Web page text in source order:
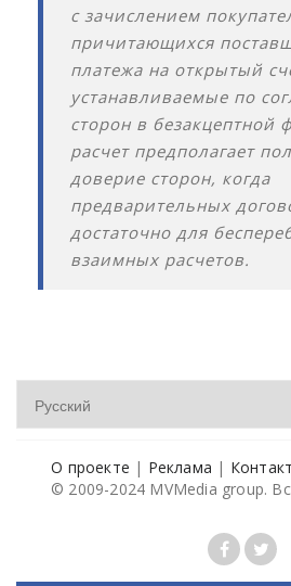
с зачислением
причитающихся
платежа на открытый
устанавливаемые по
сторон в безакцептной
расчет предполагает
доверие сторон, когда
предварительных
достаточно для
взаимных расчетов.
О проекте | Реклама |
© 2009-2024 MVMedia group.